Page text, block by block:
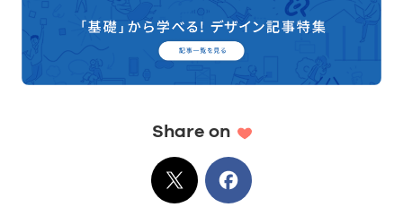
Share on
XでシェアFacebook